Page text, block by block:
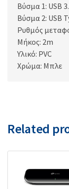
Βύσμα 1: USB
Βύσμα 2: USB
Ρυθμός
Μήκος: 2m
Υλικό: PVC
Χρώμα: Μπλε
Related